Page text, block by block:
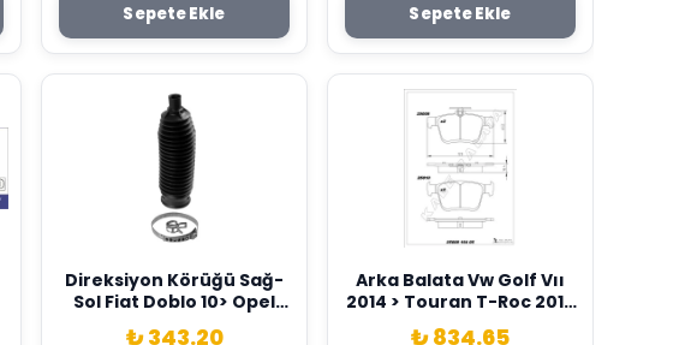
Sepete Ekle Sepete Ekle
Direksiyon Körüğü Sağ-
Sol Fiat Doblo 10> Opel
Combo 12> Audi A1 10> A2
₺ 343.20
Arka Balata Vw Golf Vıı
2014 > Touran T-Roc 2018
> Audi A3 2014 >2020 Q2
₺ 834.65